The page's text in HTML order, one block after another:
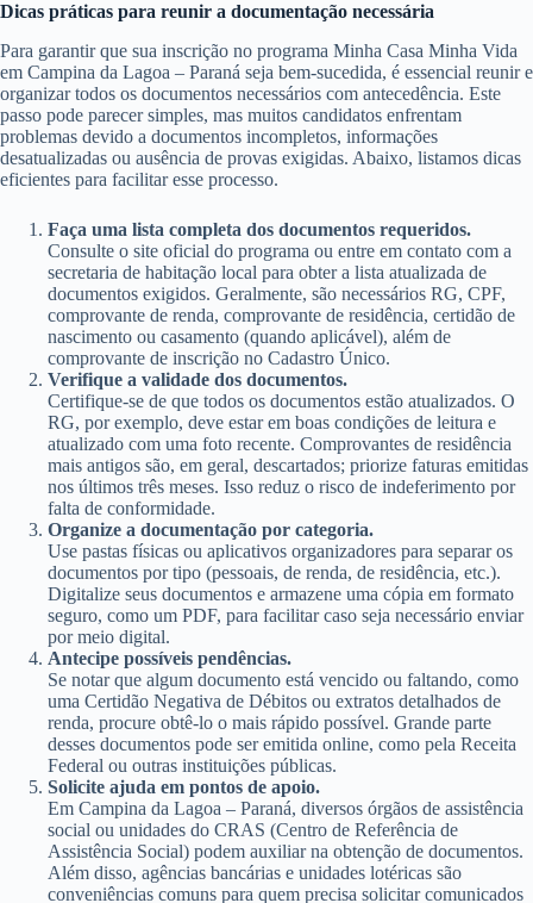
Dicas práticas para reunir a documentação necessária
Para garantir que sua inscrição no programa Minha Casa Minha Vida
em Campina da Lagoa – Paraná seja bem-sucedida, é essencial reunir e
organizar todos os documentos necessários com antecedência. Este
passo pode parecer simples, mas muitos candidatos enfrentam
problemas devido a documentos incompletos, informações
desatualizadas ou ausência de provas exigidas. Abaixo, listamos dicas
eficientes para facilitar esse processo.
Faça uma lista completa dos documentos requeridos.
Consulte o site oficial do programa ou entre em contato com a
secretaria de habitação local para obter a lista atualizada de
documentos exigidos. Geralmente, são necessários RG, CPF,
comprovante de renda, comprovante de residência, certidão de
nascimento ou casamento (quando aplicável), além de
comprovante de inscrição no Cadastro Único.
Verifique a validade dos documentos.
Certifique-se de que todos os documentos estão atualizados. O
RG, por exemplo, deve estar em boas condições de leitura e
atualizado com uma foto recente. Comprovantes de residência
mais antigos são, em geral, descartados; priorize faturas emitidas
nos últimos três meses. Isso reduz o risco de indeferimento por
falta de conformidade.
Organize a documentação por categoria.
Use pastas físicas ou aplicativos organizadores para separar os
documentos por tipo (pessoais, de renda, de residência, etc.).
Digitalize seus documentos e armazene uma cópia em formato
seguro, como um PDF, para facilitar caso seja necessário enviar
por meio digital.
Antecipe possíveis pendências.
Se notar que algum documento está vencido ou faltando, como
uma Certidão Negativa de Débitos ou extratos detalhados de
renda, procure obtê-lo o mais rápido possível. Grande parte
desses documentos pode ser emitida online, como pela Receita
Federal ou outras instituições públicas.
Solicite ajuda em pontos de apoio.
Em Campina da Lagoa – Paraná, diversos órgãos de assistência
social ou unidades do CRAS (Centro de Referência de
Assistência Social) podem auxiliar na obtenção de documentos.
Além disso, agências bancárias e unidades lotéricas são
conveniências comuns para quem precisa solicitar comunicados